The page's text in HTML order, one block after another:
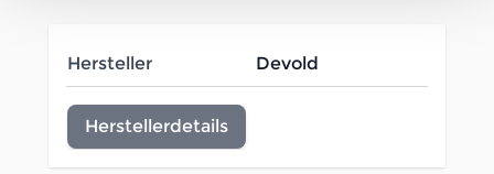
Hersteller Devold
Herstellerdetails